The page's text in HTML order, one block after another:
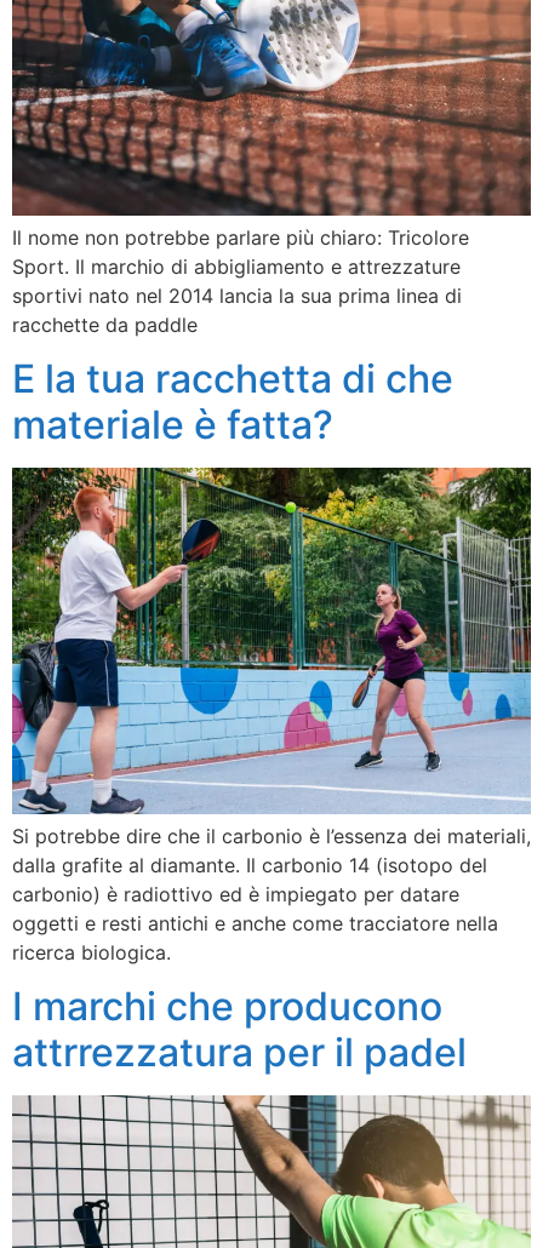
Il nome non potrebbe parlare più chiaro: Tricolore
Sport. Il marchio di abbigliamento e attrezzature
sportivi nato nel 2014 lancia la sua prima linea di
racchette da paddle
E la tua racchetta di che
materiale è fatta?
Si potrebbe dire che il carbonio è l’essenza dei materiali,
dalla grafite al diamante. Il carbonio 14 (isotopo del
carbonio) è radiottivo ed è impiegato per datare
oggetti e resti antichi e anche come tracciatore nella
ricerca biologica.
I marchi che producono
attrrezzatura per il padel